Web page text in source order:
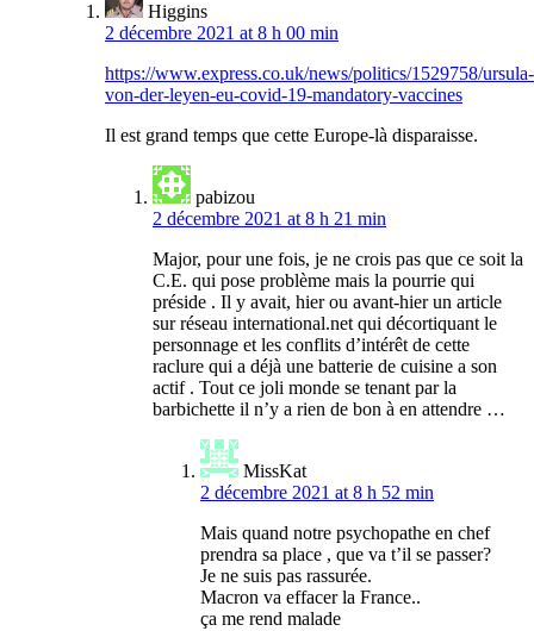
Higgins
2 décembre 2021 at 8 h 00 min
https://www.express.co.uk/news/politics/1529758/ursula-
von-der-leyen-eu-covid-19-mandatory-vaccines
Il est grand temps que cette Europe-là disparaisse.
pabizou
2 décembre 2021 at 8 h 21 min
Major, pour une fois, je ne crois pas que ce soit la
C.E. qui pose problème mais la pourrie qui
préside . Il y avait, hier ou avant-hier un article
sur réseau international.net qui décortiquant le
personnage et les conflits d’intérêt de cette
raclure qui a déjà une batterie de cuisine a son
actif . Tout ce joli monde se tenant par la
barbichette il n’y a rien de bon à en attendre …
MissKat
2 décembre 2021 at 8 h 52 min
Mais quand notre psychopathe en chef
prendra sa place , que va t’il se passer?
Je ne suis pas rassurée.
Macron va effacer la France..
ça me rend malade